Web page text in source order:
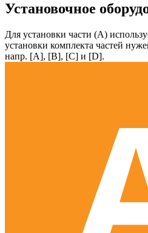
Установочное
Для установки части (А)
установки комплекта частей
напр. [А], [B], [С] и [D].